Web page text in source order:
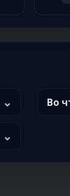
Во